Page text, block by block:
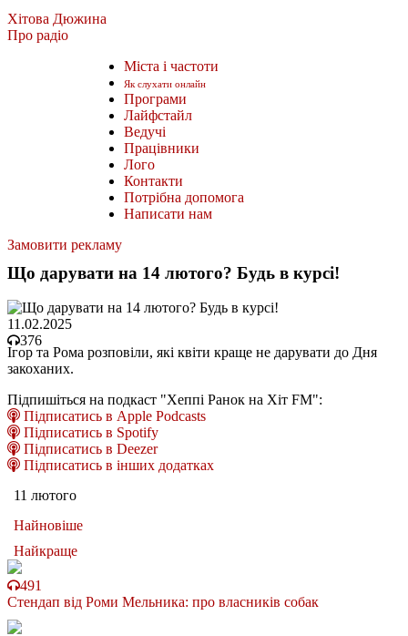
Хітова Дюжина
Про радіо
Міста і частоти
Як слухати онлайн
Програми
Лайфстайл
Ведучі
Працівники
Лого
Контакти
Потрібна допомога
Написати нам
Замовити рекламу
Що дарувати на 14 лютого? Будь в курсі!
11.02.2025
376
Ігор та Рома розповіли, які квіти краще не дарувати до Дня
закоханих.
Підпишіться на подкаст "Хеппі Ранок на Хіт FM":
Підписатись в Apple Podcasts
Підписатись в Spotify
Підписатись в Deezer
Підписатись в інших додатках
11 лютого
Найновіше
Найкраще
491
Стендап від Роми Мельника: про власників собак